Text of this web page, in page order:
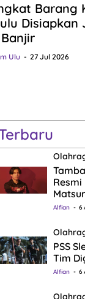
Barang
Disiapkan
Ulu 27 Jul 2026
Alfian 6
PSS
Tim
Alfian 6